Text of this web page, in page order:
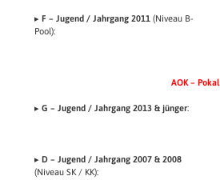
▸ F – Jugend / Jahrgang 2011 (Niveau B-
Pool):
AOK – Pokal
▸ G – Jugend / Jahrgang 2013 & jünger:
▸ D – Jugend / Jahrgang 2007 & 2008
(Niveau SK / KK):